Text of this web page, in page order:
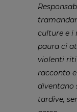
culture e i
paura ci
violenti
racconto
diventano
tardive,